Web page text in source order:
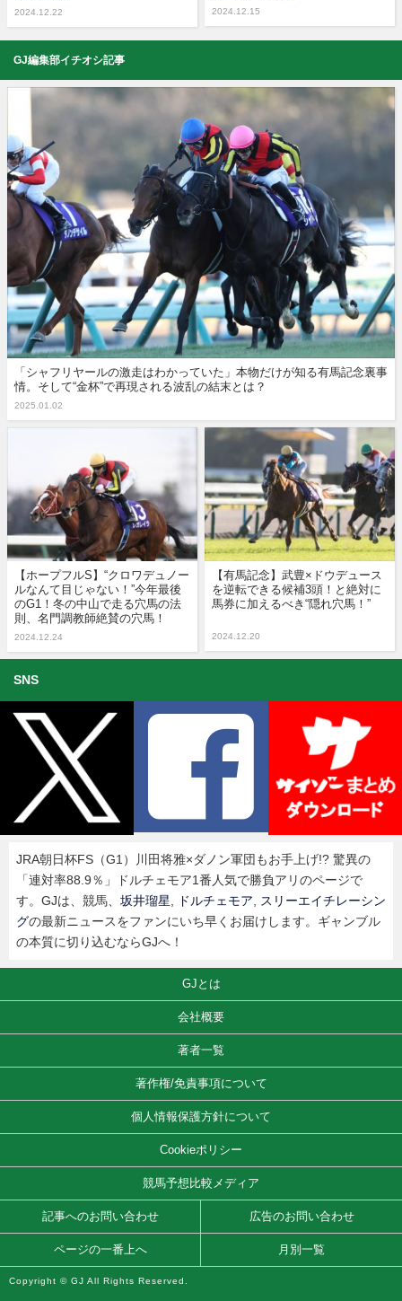
2024.12.22 2024.12.15
GJ編集部イチオシ記事
「シャフリヤールの激走はわかっていた」本物だけが知る有馬記念裏事
情。そして“金杯”で再現される波乱の結末とは？
2025.01.02
【ホープフルS】“クロワデュノー
ルなんて目じゃない！”今年最後
のG1！冬の中山で走る穴馬の法
則、名門調教師絶賛の穴馬！
2024.12.24
【有馬記念】武豊×ドウデュース
を逆転できる候補3頭！と絶対に
馬券に加えるべき“隠れ穴馬！”
2024.12.20
SNS
JRA朝日杯FS（G1）川田将雅×ダノン軍団もお手上げ!? 驚異の
「連対率88.9％」ドルチェモア1番人気で勝負アリのページで
す。GJは、競馬、 坂井瑠星 ドルチェモア
スリーエイチレーシン
グの最新ニュースをファンにいち早くお届けします。ギャンブル
の本質に切り込むならGJへ！
GJとは
会社概要
著者一覧
著作権/免責事項について
個人情報保護方針について
Cookieポリシー
競馬予想比較メディア
記事へのお問い合わせ 広告のお問い合わせ
ページの一番上へ 月別一覧
Copyright © GJ All Rights Reserved.